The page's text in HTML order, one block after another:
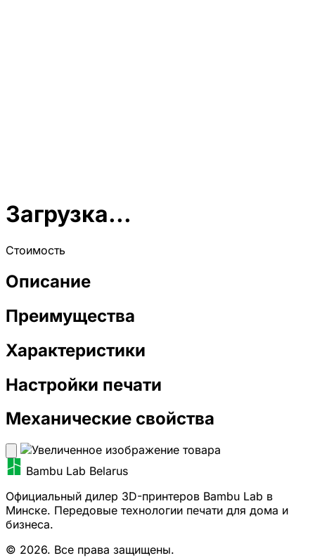
Загрузка...
Стоимость
Описание
Преимущества
Характеристики
Настройки печати
Механические свойства
Bambu Lab Belarus
Официальный дилер 3D-принтеров Bambu Lab в
Минске. Передовые технологии печати для дома и
бизнеса.
© 2026. Все права защищены.